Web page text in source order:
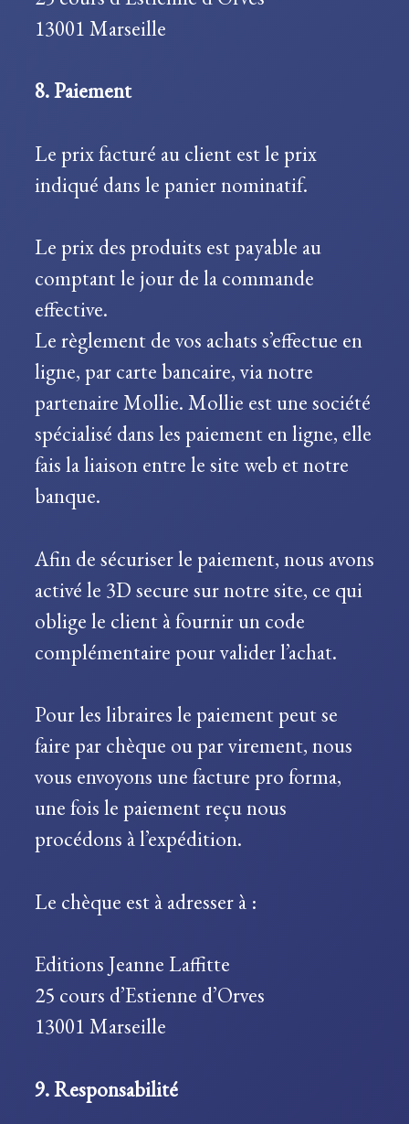
13001 Marseille
8. Paiement
Le prix facturé au client est le prix
indiqué dans le panier nominatif.
Le prix des produits est payable au
comptant le jour de la commande
effective.
Le règlement de vos achats s’effectue en
ligne, par carte bancaire, via notre
partenaire Mollie. Mollie est une société
spécialisé dans les paiement en ligne, elle
fais la liaison entre le site web et notre
banque.
Afin de sécuriser le paiement, nous avons
activé le 3D secure sur notre site, ce qui
oblige le client à fournir un code
complémentaire pour valider l’achat.
Pour les libraires le paiement peut se
faire par chèque ou par virement, nous
vous envoyons une facture pro forma,
une fois le paiement reçu nous
procédons à l’expédition.
Le chèque est à adresser à :
Editions Jeanne Laffitte
25 cours d’Estienne d’Orves
13001 Marseille
9. Responsabilité